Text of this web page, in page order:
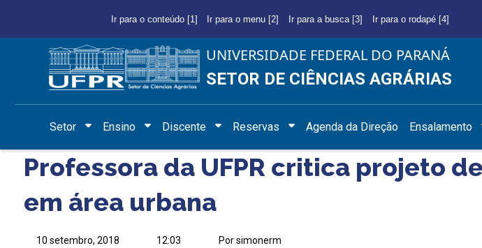
Ir para o conteúdo [1] Ir para o menu [2] Ir para a busca [3] Ir para o rodapé [4]
UNIVERSIDADE FEDERAL DO PARANÁ
SETOR DE CIÊNCIAS AGRÁRIAS
Setor Ensino Discente Reservas Agenda da Direção Ensalamento
Professora da UFPR critica projeto
em área urbana
10 setembro, 2018 12:03 Por simonerm